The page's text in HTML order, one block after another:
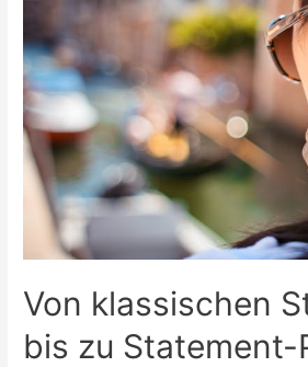
Größen:
Tipps
und
Tricks,
wie
Kleidungsstücke
spielend
leicht
passend
werden
Von klassischen
bis zu Statement-